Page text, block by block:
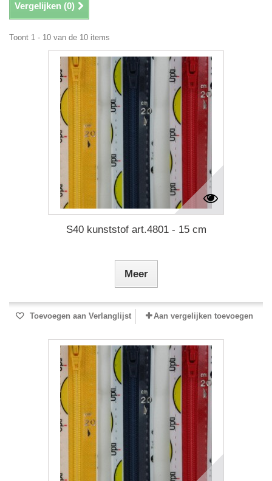
Vergelijken (0)
Toont 1 - 10 van de 10 items
S40 kunststof art.4801 - 15 cm
Meer
Toevoegen aan Verlanglijst Aan vergelijken toevoegen